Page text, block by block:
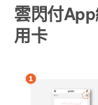
雲閃付
用卡